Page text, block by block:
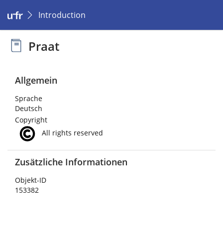
Introduction
Praat
Allgemein
Sprache
Deutsch
Copyright
All rights reserved
Zusätzliche Informationen
Objekt-ID
153382